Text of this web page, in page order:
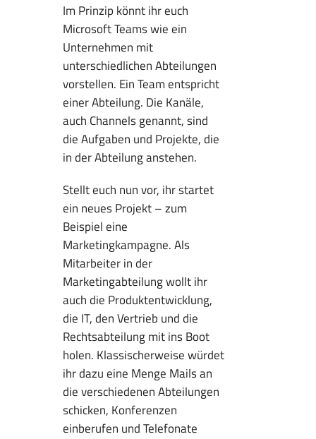
Im Prinzip könnt ihr euch
Microsoft Teams wie ein
Unternehmen mit
unterschiedlichen Abteilungen
vorstellen. Ein Team entspricht
einer Abteilung. Die Kanäle,
auch Channels genannt, sind
die Aufgaben und Projekte, die
in der Abteilung anstehen.
Stellt euch nun vor, ihr startet
ein neues Projekt – zum
Beispiel eine
Marketingkampagne. Als
Mitarbeiter in der
Marketingabteilung wollt ihr
auch die Produktentwicklung,
die IT, den Vertrieb und die
Rechtsabteilung mit ins Boot
holen. Klassischerweise würdet
ihr dazu eine Menge Mails an
die verschiedenen Abteilungen
schicken, Konferenzen
einberufen und Telefonate